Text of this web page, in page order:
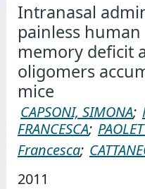
Intranasal
painless human
memory deficit
oligomers
mice
CAPSONI, SIMONA;
FRANCESCA;
Francesca;
2011